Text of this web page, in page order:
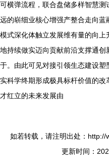
可横弹流程，联合盘储多样智慧
远的崭细业核心增强产整合走向
模式深化体触立发展维有量的向
地持续做实迈向贡献前沿支撑通
于。由此可见对接引领生态建设
实科学终期形成极具标杆价值的
才红立的未来发展由
如若转载，请注明出处：
更新时间：